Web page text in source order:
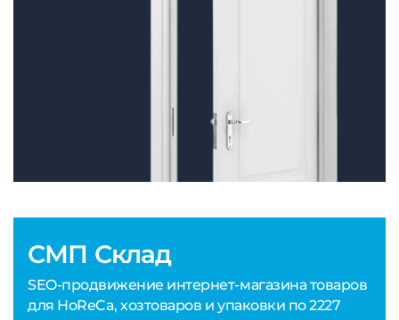
СМП Склад
SEO-продвижение интернет-магазина товаров
для HoReCa, хозтоваров и упаковки по 2227